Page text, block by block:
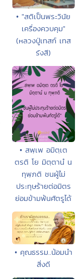
• "สติเป็นพระวินัย
เครื่องควบคุม"
(หลวงปู่เทสก์ เทส
รังสี)
• สพฺเพ อมิตฺเต
ตรติ โย มิตฺตานํ น
ทุพฺภติ ชนผู้ไม่
ประทุษร้ายต่อมิตร
ย่อมข้ามพ้นศัตรูได้
• คุณธรรม..น้อมนำ
สิ่งดี